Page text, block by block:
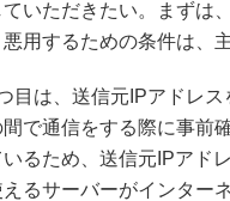
ていただきたい。まずは
悪用するための条件は、
目は、送信元IPアドレス
間で通信をする際に事前
いるため、送信元IPアド
えるサーバーがインター